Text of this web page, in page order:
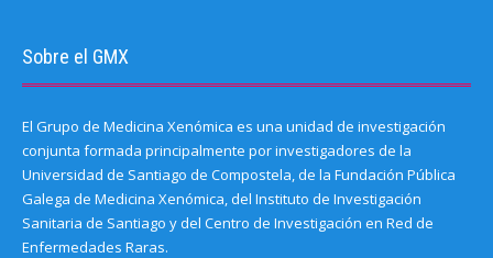
Sobre el GMX
El Grupo de Medicina Xenómica es una unidad de investigación
conjunta formada principalmente por investigadores de la
Universidad de Santiago de Compostela, de la Fundación Pública
Galega de Medicina Xenómica, del Instituto de Investigación
Sanitaria de Santiago y del Centro de Investigación en Red de
Enfermedades Raras.